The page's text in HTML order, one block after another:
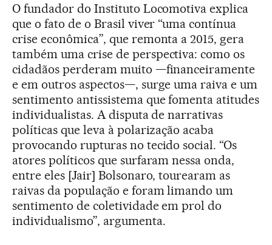
O fundador do Instituto Locomotiva explica
que o fato de o Brasil viver “uma contínua
crise econômica”, que remonta a 2015, gera
também uma crise de perspectiva: como os
cidadãos perderam muito —financeiramente
e em outros aspectos—, surge uma raiva e um
sentimento antissistema que fomenta atitudes
individualistas. A disputa de narrativas
políticas que leva à polarização acaba
provocando rupturas no tecido social. “Os
atores políticos que surfaram nessa onda,
entre eles [Jair] Bolsonaro, tourearam as
raivas da população e foram limando um
sentimento de coletividade em prol do
individualismo”, argumenta.